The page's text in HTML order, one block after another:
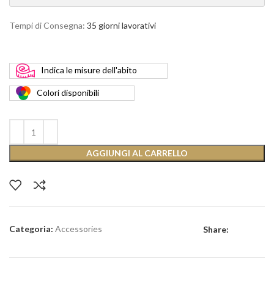
Tempi di Consegna: 35 giorni lavorativi
Indica le misure dell'abito
Coloridisponibili
AGGIUNGI AL CARRELLO
Categoria: Accessories Share: